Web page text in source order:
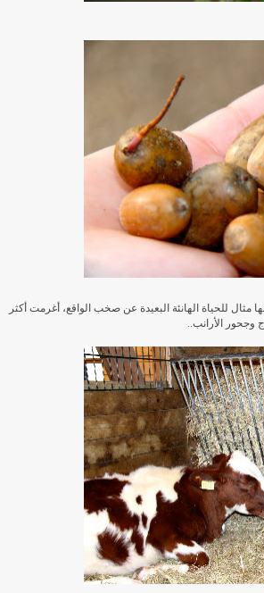
مثال للحياة الهانئة البعيدة عن صخب الواقع، أغرمت أكثر
وجحور الأرانب..